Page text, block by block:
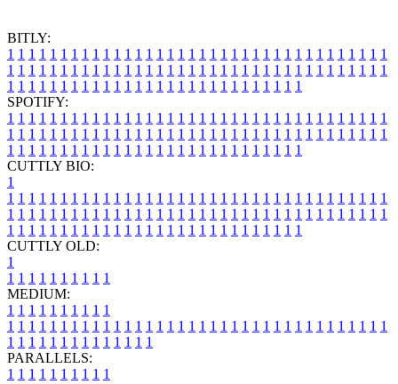
BITLY:
1 1 1 1 1 1 1 1 1 1 1 1 1 1 1 1 1 1 1 1 1 1 1 1 1 1 1 1 1 1 1 1 1 1 1 1
1 1 1 1 1 1 1 1 1 1 1 1 1 1 1 1 1 1 1 1 1 1 1 1 1 1 1 1 1 1 1 1 1 1 1 1
1 1 1 1 1 1 1 1 1 1 1 1 1 1 1 1 1 1 1 1 1 1 1 1 1 1 1 1
SPOTIFY:
1 1 1 1 1 1 1 1 1 1 1 1 1 1 1 1 1 1 1 1 1 1 1 1 1 1 1 1 1 1 1 1 1 1 1 1
1 1 1 1 1 1 1 1 1 1 1 1 1 1 1 1 1 1 1 1 1 1 1 1 1 1 1 1 1 1 1 1 1 1 1 1
1 1 1 1 1 1 1 1 1 1 1 1 1 1 1 1 1 1 1 1 1 1 1 1 1 1 1 1
CUTTLY BIO:
1
1 1 1 1 1 1 1 1 1 1 1 1 1 1 1 1 1 1 1 1 1 1 1 1 1 1 1 1 1 1 1 1 1 1 1 1
1 1 1 1 1 1 1 1 1 1 1 1 1 1 1 1 1 1 1 1 1 1 1 1 1 1 1 1 1 1 1 1 1 1 1 1
1 1 1 1 1 1 1 1 1 1 1 1 1 1 1 1 1 1 1 1 1 1 1 1 1 1 1 1
CUTTLY OLD:
1
1 1 1 1 1 1 1 1 1 1
MEDIUM:
1 1 1 1 1 1 1 1 1 1
1 1 1 1 1 1 1 1 1 1 1 1 1 1 1 1 1 1 1 1 1 1 1 1 1 1 1 1 1 1 1 1 1 1 1 1
1 1 1 1 1 1 1 1 1 1 1 1 1 1
PARALLELS:
1 1 1 1 1 1 1 1 1 1